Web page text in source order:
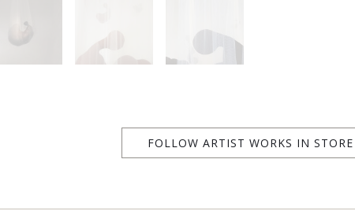
FOLLOW ARTIST WORKS IN STORE